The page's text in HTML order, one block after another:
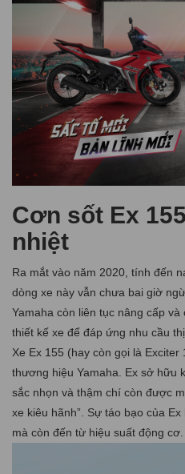
Cơn sốt Ex
nhiệt
Ra mắt vào năm 2020, tính đến
dòng xe này vẫn chưa bai giờ
Yamaha còn liên tục nâng cấp
thiết kế xe để đáp ứng nhu cầu
Xe Ex 155 (hay còn gọi là
thương hiệu Yamaha. Ex sở hữu
sắc nhọn và thậm chí còn được
xe kiêu hãnh”. Sự táo bạo của
mà còn đến từ hiệu suất động cơ.